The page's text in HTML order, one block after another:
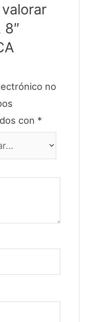
8″
no
con *